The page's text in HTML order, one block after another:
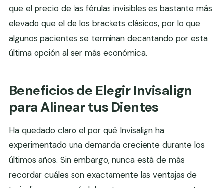
que el precio de las férulas invisibles es bastante más
elevado que el de los brackets clásicos, por lo que
algunos pacientes se terminan decantando por esta
última opción al ser más económica.
Beneficios de Elegir Invisalign
para Alinear tus Dientes
Ha quedado claro el por qué Invisalign ha
experimentado una demanda creciente durante los
últimos años. Sin embargo, nunca está de más
recordar cuáles son exactamente las ventajas de